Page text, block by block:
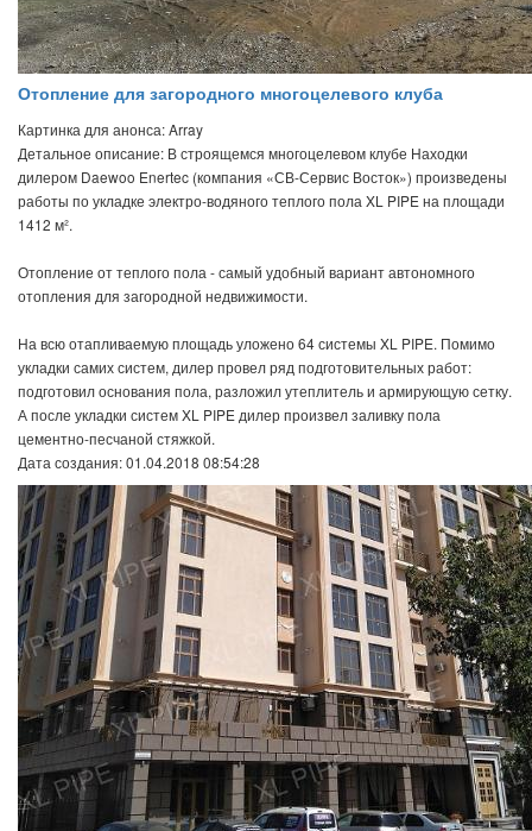
Отопление для загородного многоцелевого клуба
Картинка для анонса: Array
Детальное описание: В строящемся многоцелевом клубе Находки
дилером Daewoo Enertec (компания «СВ-Сервис Восток») произведены
работы по укладке электро-водяного теплого пола XL PIPE на площади
1412 м².
Отопление от теплого пола - самый удобный вариант автономного
отопления для загородной недвижимости.
На всю отапливаемую площадь уложено 64 системы XL PIPE. Помимо
укладки самих систем, дилер провел ряд подготовительных работ:
подготовил основания пола, разложил утеплитель и армирующую сетку.
А после укладки систем XL PIPE дилер произвел заливку пола
цементно-песчаной стяжкой.
Дата создания: 01.04.2018 08:54:28